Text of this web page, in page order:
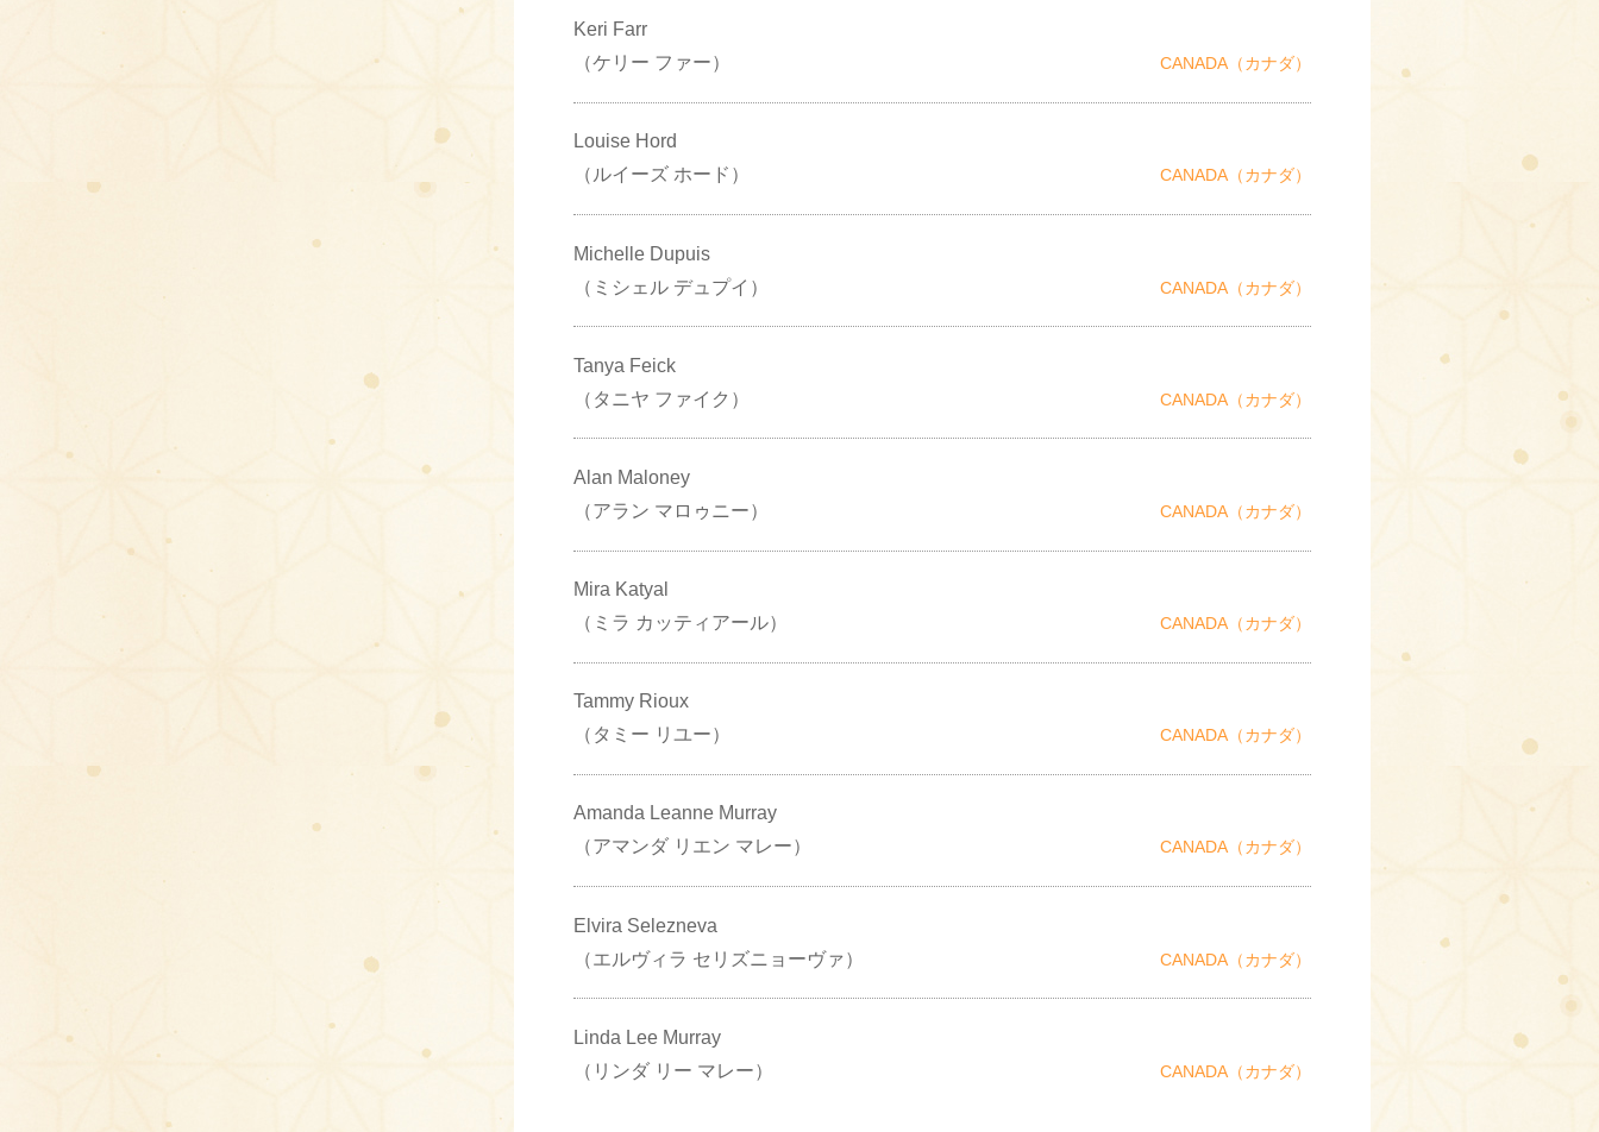
Keri Farr
（ケリー ファー）
CANADA（カナダ）
Louise Hord
（ルイーズ ホード）
CANADA（カナダ）
Michelle Dupuis
（ミシェル デュプイ）
CANADA（カナダ）
Tanya Feick
（タニヤ ファイク）
CANADA（カナダ）
Alan Maloney
（アラン マロゥニー）
CANADA（カナダ）
Mira Katyal
（ミラ カッティアール）
CANADA（カナダ）
Tammy Rioux
（タミー リユー）
CANADA（カナダ）
Amanda Leanne Murray
（アマンダ リエン マレー）
CANADA（カナダ）
Elvira Selezneva
（エルヴィラ セリズニョーヴァ）
CANADA（カナダ）
Linda Lee Murray
（リンダ リー マレー）
CANADA（カナダ）